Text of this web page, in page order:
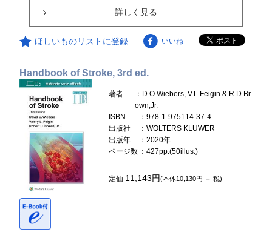
詳しく見る
ほしいものリストに登録 いいね
Handbook of Stroke, 3rd ed.
著者
：D.O.Wiebers, V.L.Feigin & R.D.Br
own,Jr.
ISBN
：978-1-975114-37-4
出版社
：WOLTERS KLUWER
出版年
：2020年
ページ数 ：427pp.(50illus.)
定価 11,143円(本体10,130円 ＋ 税)